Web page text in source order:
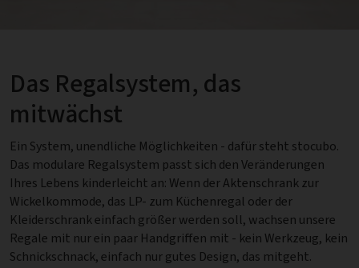
Das Regalsystem, das
mitwächst
Ein System, unendliche Möglichkeiten - dafür steht stocubo.
Das modulare Regalsystem passt sich den Veränderungen
Ihres Lebens kinderleicht an: Wenn der Aktenschrank zur
Wickelkommode, das LP- zum Küchenregal oder der
Kleiderschrank einfach größer werden soll, wachsen unsere
Regale mit nur ein paar Handgriffen mit - kein Werkzeug, kein
Schnickschnack, einfach nur gutes Design, das mitgeht.